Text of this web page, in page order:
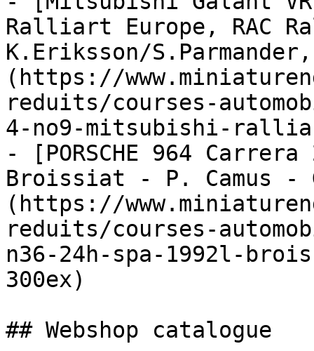
Ralliart Europe, RAC
K.Eriksson/
(https://
reduits/courses-
4-no9-mitsubishi-
- [PORSCHE 964
Broissiat - P. Camus
(https://
reduits/courses-
n36-24h-spa-1992l-
300ex)
## Webshop catalogue